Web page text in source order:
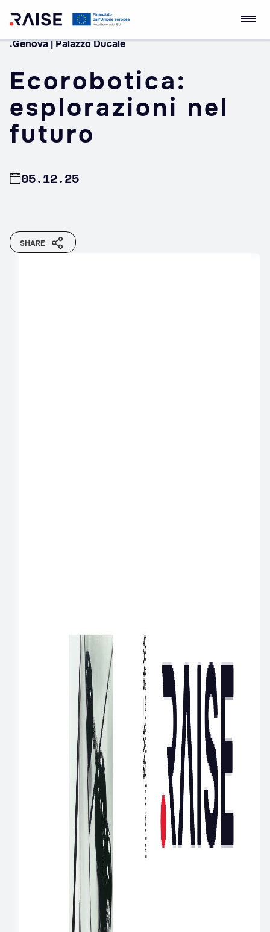
Skip
content
Ecosistema
RAISE
Robotics and AI for
Empowerment
.Genova | Palazzo Ducale
Ecorobotica:
esplorazioni nel
futuro
05.12.25
SHARE